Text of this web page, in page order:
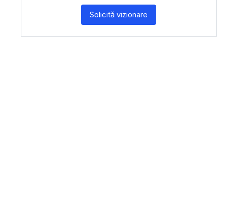
Solicită vizionare